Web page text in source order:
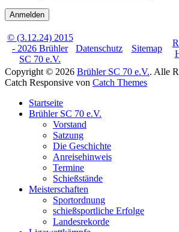
© (3.12.24) 2015
- 2026 Brühler
SC 70 e.V.
Datenschutz Sitemap
Copyright © 2026 Brühler SC 70 e.V.. Alle
Catch Responsive von Catch Themes
oben
scrollen
Startseite
Brühler SC 70 e.V.
Vorstand
Satzung
Die Geschichte
Anreisehinweis
Termine
Schießstände
Meisterschaften
Sportordnung
schießsportliche Erfolge
Landesrekorde